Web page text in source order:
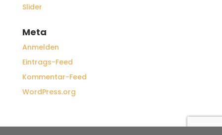
Slider
Meta
Anmelden
Eintrags-Feed
Kommentar-Feed
WordPress.org